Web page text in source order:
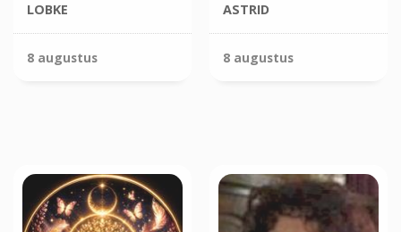
LOBKE
8 augustus
ASTRID
8 augustus